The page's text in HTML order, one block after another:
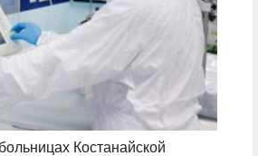
Костанайской